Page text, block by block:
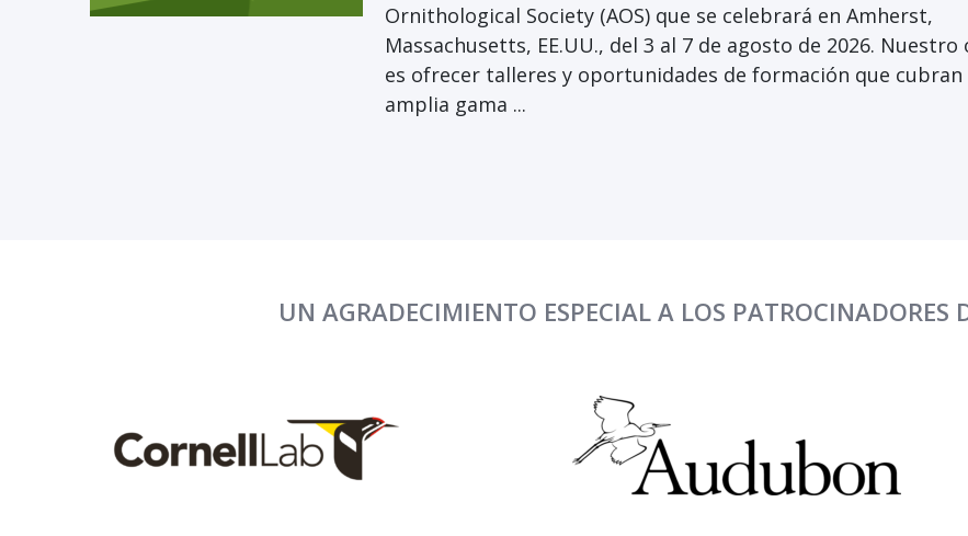
Ornithological Society (AOS) que se celebrará en Amherst,
Massachusetts, EE.UU., del 3 al 7 de agosto de 2026.
es ofrecer talleres y oportunidades de formación que cubran
amplia gama ...
UN AGRADECIMIENTO ESPECIAL A LOS PATROCINADORES